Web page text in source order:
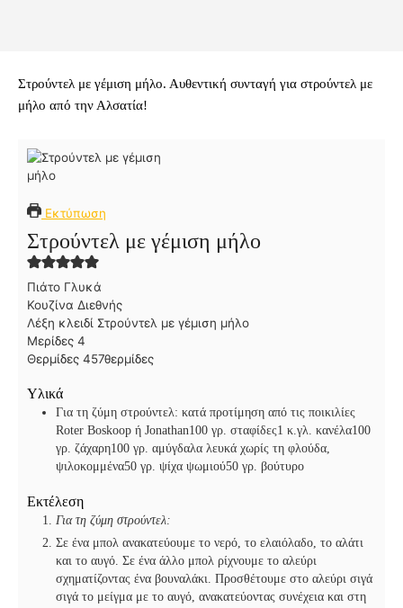
Στρούντελ με γέμιση μήλο. Αυθεντική συνταγή για στρούντελ με
μήλο από την Αλσατία!
Εκτύπωση
Στρούντελ με γέμιση μήλο
Πιάτο Γλυκά
Κουζίνα Διεθνής
Λέξη κλειδί Στρούντελ με γέμιση μήλο
Μερίδες 4
Θερμίδες 457θερμίδες
Υλικά
Για τη ζύμη στρούντελ: κατά προτίμηση από τις ποικιλίες
Roter Boskoop ή Jonathan100 γρ. σταφίδες1 κ.γλ. κανέλα100
γρ. ζάχαρη100 γρ. αμύγδαλα λευκά χωρίς τη φλούδα,
ψιλοκομμένα50 γρ. ψίχα ψωμιού50 γρ. βούτυρο
Εκτέλεση
Για τη ζύμη στρούντελ:
Σε ένα μπολ ανακατεύουμε το νερό, το ελαιόλαδο, το αλάτι
και το αυγό. Σε ένα άλλο μπολ ρίχνουμε το αλεύρι
σχηματίζοντας ένα βουναλάκι. Προσθέτουμε στο αλεύρι σιγά
σιγά το μείγμα με το αυγό, ανακατεύοντας συνέχεια και στη